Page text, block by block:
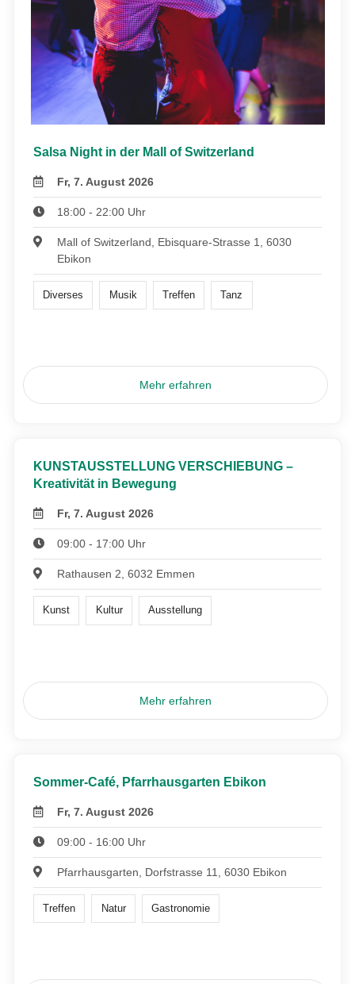
Salsa Night in der Mall of Switzerland
Fr, 7. August 2026
18:00 - 22:00 Uhr
Mall of Switzerland, Ebisquare-Strasse 1, 6030
Ebikon
Diverses Musik Treffen Tanz
Mehr erfahren
KUNSTAUSSTELLUNG VERSCHIEBUNG –
Kreativität in Bewegung
Fr, 7. August 2026
09:00 - 17:00 Uhr
Rathausen 2, 6032 Emmen
Kunst Kultur Ausstellung
Mehr erfahren
Sommer-Café, Pfarrhausgarten Ebikon
Fr, 7. August 2026
09:00 - 16:00 Uhr
Pfarrhausgarten, Dorfstrasse 11, 6030 Ebikon
Treffen Natur Gastronomie